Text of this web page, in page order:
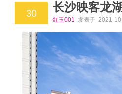
30 长沙映客龙
红玉001 发表于 2021-